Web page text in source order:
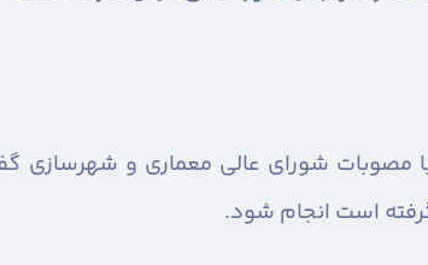
مصوبات شورای عالی معماری و شهرسازی
است انجام شود.